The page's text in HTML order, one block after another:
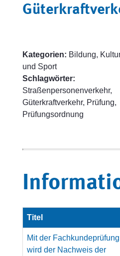
Kategorien: Bildung,
und Sport
Schlagwörter:
Straßenpersonenverkehr,
Güterkraftverkehr, Prüfung,
Prüfungsordnung
Titel
Mit der Fachkundeprüfung
wird der Nachweis der